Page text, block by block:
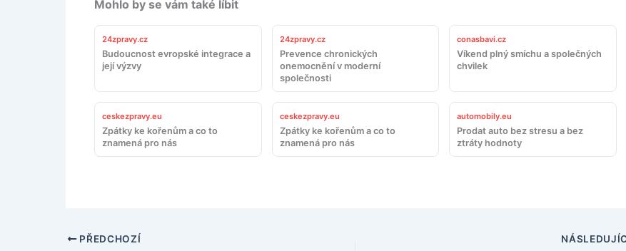
Mohlo by se vám také líbit
24zpravy.cz
Budoucnost evropské integrace a
její výzvy
24zpravy.cz
Prevence chronických
onemocnění v moderní
společnosti
conasbavi.cz
Víkend plný smíchu a společných
chvilek
ceskezpravy.eu
Zpátky ke kořenům a co to
znamená pro nás
ceskezpravy.eu
Zpátky ke kořenům a co to
znamená pro nás
automobily.eu
Prodat auto bez stresu a bez
ztráty hodnoty
PŘEDCHOZÍ